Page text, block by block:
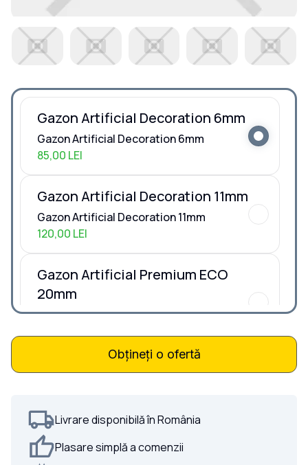
Gazon Artificial Decoration 6mm
Gazon Artificial Decoration 6mm
85,00 LEI
Gazon Artificial Decoration 11mm
Gazon Artificial Decoration 11mm
120,00 LEI
Gazon Artificial Premium ECO
20mm
Gazon Artificial Premium ECO 20mm
Gazon Artificial Premium ECO
Gazon Artificial Premium ECO 30mm
270,00 LEI
Obțineți o ofertă
Livrare disponibilă în România
Plasare simplă a comenzii